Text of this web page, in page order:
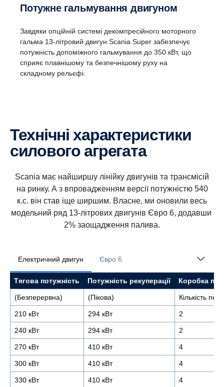
Потужне гальмування двигуном
Завдяки опційній системі декомпресійного моторного
гальма 13-літровий двигун Scania Super забезпечує
потужність допоміжного гальмування до 350 кВт, що
сприяє плавнішому та безпечнішому руху на
складному рельєфі.
Технічні характеристики
силового агрегата
Scania має найширшу лінійку двигунів та трансмісій
на ринку. А з впровадженням версії потужністю 540
к.с. він став іще ширшим. Власне, ми оновили весь
модельний ряд 13-літрових двигунів Євро 6, додавши
2% заощадження палива.
Електричний двигун Євро 6
Тягова потужність Потужність рекуперації Коробка
(Безперервна) (Пікова) Кількість
210 кВт 294 кВт 2
240 кВт 294 кВт 2
270 кВт 410 кВт 4
300 кВт 410 кВт 4
330 кВт 410 кВт 4